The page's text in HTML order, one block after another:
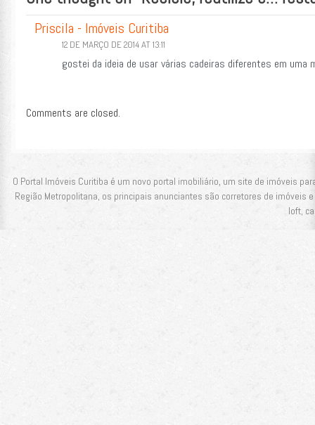
Priscila - Imóveis Curitiba
12 DE MARÇO DE 2014 AT 13:11
gostei da ideia de usar várias cadeiras diferentes em uma
Comments are closed.
O Portal Imóveis Curitiba é um novo portal imobiliário, um site de imóveis
Região Metropolitana, os principais anunciantes são corretores de imóveis
loft,